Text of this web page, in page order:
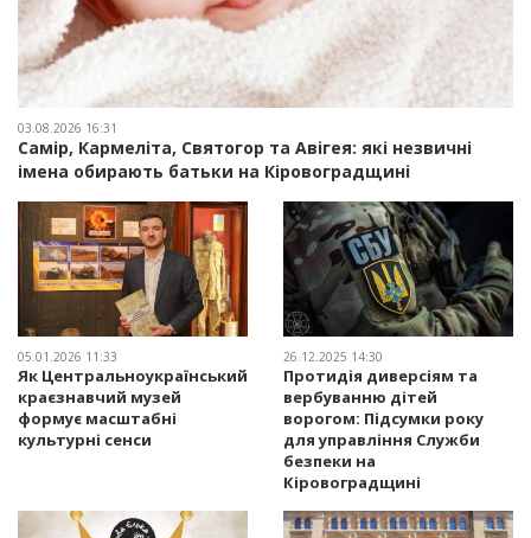
03.08.2026 16:31
Самір, Кармеліта, Святогор та Авігея: які незвичні
імена обирають батьки на Кіровоградщині
05.01.2026 11:33
Як Центральноукраїнський
краєзнавчий музей
формує масштабні
культурні сенси
26.12.2025 14:30
Протидія диверсіям та
вербуванню дітей
ворогом: Підсумки року
для управління Служби
безпеки на
Кіровоградщині